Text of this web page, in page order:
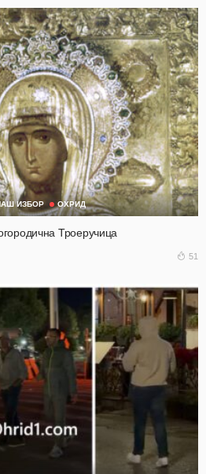
ИЗБОР ОХРИД
Троеручица
51